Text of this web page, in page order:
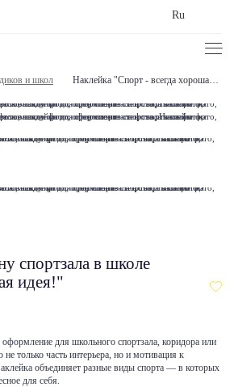
Ru
и школ Наклейка "Спорт - всегда хорошая идея!"
спортзала в школе
идея!"
для школьного спортзала, коридора или
только часть интерьера, но и мотивация к
объединяет разные виды спорта — в которых
для себя.